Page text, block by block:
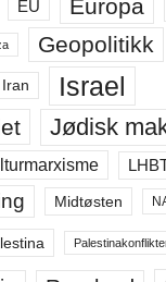
EU Europa
Geopolitikk
Iran Israel
Jødisk
Midtøsten